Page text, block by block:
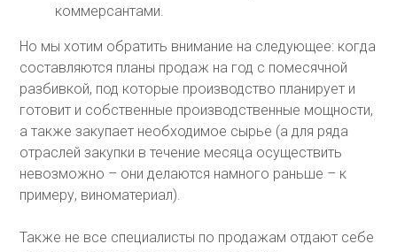
коммерсантами.
Но мы хотим обратить внимание на следующее: когда
составляются планы продаж на год с помесячной
разбивкой, под которые производство планирует и
готовит и собственные производственные мощности,
а также закупает необходимое сырье (а для ряда
отраслей закупки в течение месяца осуществить
невозможно – они делаются намного раньше – к
примеру, виноматериал).
Также не все специалисты по продажам отдают себе